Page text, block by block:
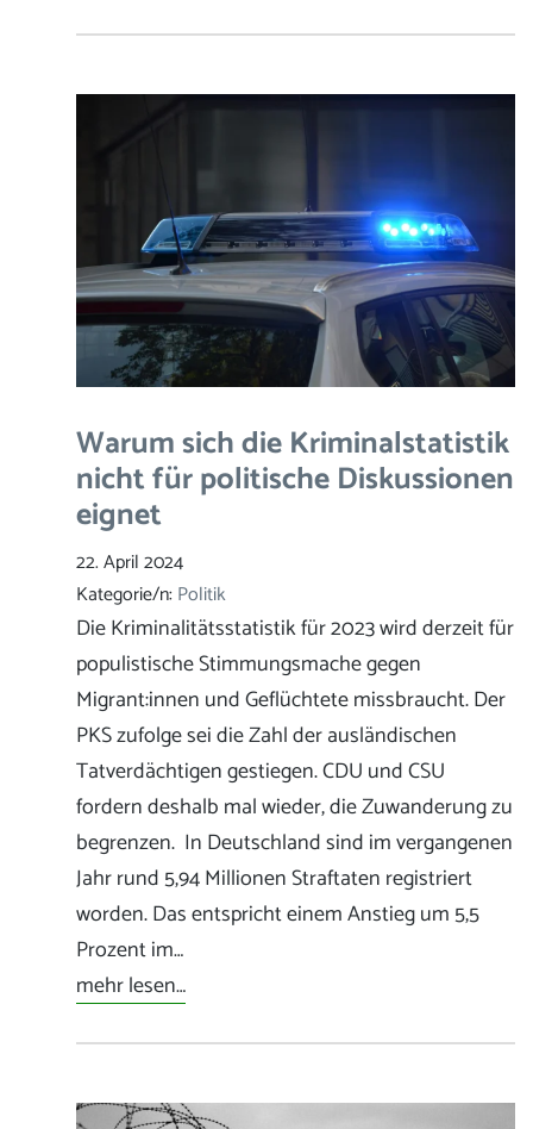
Warum sich die Kriminalstatistik
nicht für politische Diskussionen
eignet
22. April 2024
Kategorie/n:Politik
Die Kriminalitätsstatistik für 2023 wird derzeit für
populistische Stimmungsmache gegen
Migrant:innen und Geflüchtete missbraucht. Der
PKS zufolge sei die Zahl der ausländischen
Tatverdächtigen gestiegen. CDU und CSU
fordern deshalb mal wieder, die Zuwanderung zu
begrenzen. In Deutschland sind im vergangenen
Jahr rund 5,94 Millionen Straftaten registriert
worden. Das entspricht einem Anstieg um 5,5
Prozent im…
mehr lesen…